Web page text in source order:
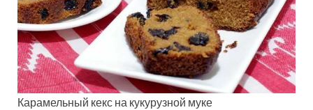
Карамельный кекс на кукурузной муке